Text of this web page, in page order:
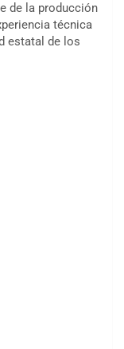
de la producción
técnica
estatal de los